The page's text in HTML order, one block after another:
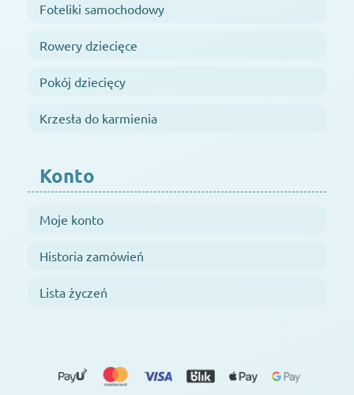
Foteliki samochodowy
Rowery dziecięce
Pokój dziecięcy
Krzesła do karmienia
Konto
Moje konto
Historia zamówień
Lista życzeń